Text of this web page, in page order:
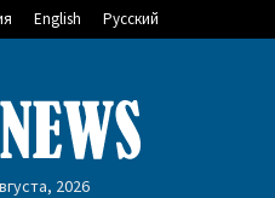
English Русский
2026